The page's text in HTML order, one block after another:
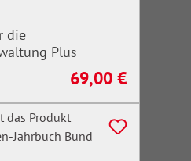
die
Plus
Regulärer Preis:
69,00 €